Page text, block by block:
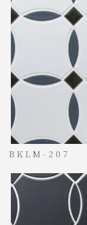
BKLM-207